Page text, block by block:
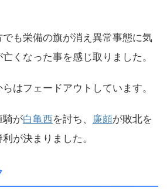
でも栄備の旗が消え異常事態に気
くなった事を感じ取りました。
はフェードアウトしています。
騎が白亀西を討ち、 廉頗が敗北を
が決まりました。